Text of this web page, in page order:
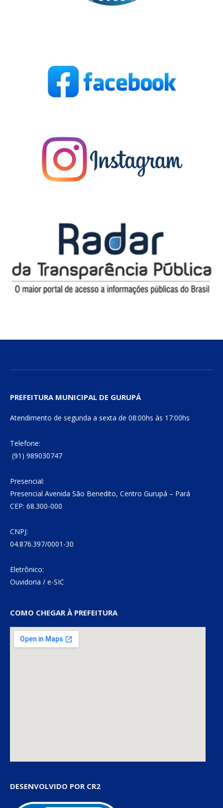
PREFEITURA MUNICIPAL DE GURUPÁ
Atendimento de segunda a sexta de 08:00hs às 17:00hs
Telefone:
(91) 989030747
Presencial:
Presencial Avenida São Benedito, Centro Gurupá – Pará
CEP: 68.300-000
CNPJ:
04.876.397/0001-30
Eletrônico:
Ouvidoria / e-SIC
COMO CHEGAR À PREFEITURA
DESENVOLVIDO POR CR2